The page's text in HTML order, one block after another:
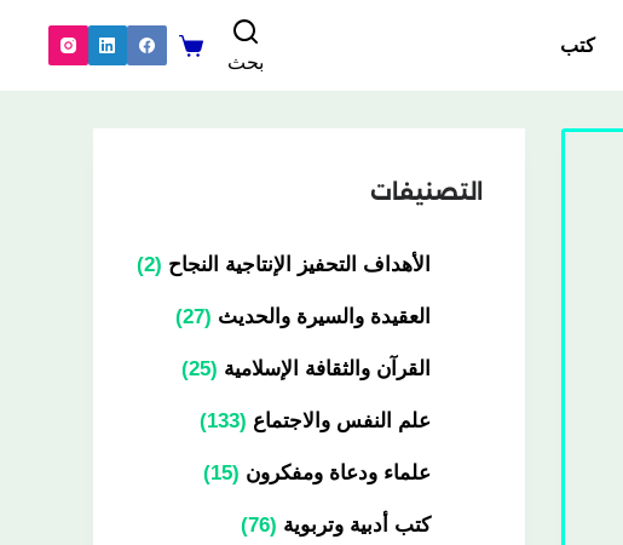
كتب
بحث
التصنيفات
الأهداف التحفيز الإنتاجية النجاح 2
العقيدة والسيرة والحديث 27
القرآن والثقافة الإسلامية 25
علم النفس والاجتماع 133
علماء ودعاة ومفكرون 15
كتب أدبية وتربوية 76